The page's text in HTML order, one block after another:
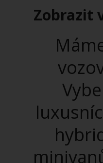
Zobrazit